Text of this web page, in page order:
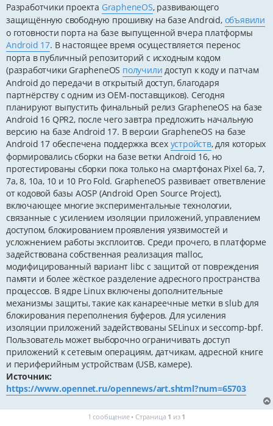
о
щ
е
и
е
Разработчики проекта GrapheneOS, развивающего
защищённую свободную прошивку на базе Android, объявили
о готовности порта на базе выпущенной вчера платформы
Android 17. В настоящее время осуществляется перенос
порта в публичный репозиторий с исходным кодом
(разработчики GrapheneOS получили доступ к коду и патчам
Android до передачи в открытый доступ, благодаря
партнёрству с одним из OEM-поставщиков). Сегодня
планируют выпустить финальный релиз GrapheneOS на базе
Android 16 QPR2, после чего завтра предложить начальную
версию на базе Android 17. В версии GrapheneOS на базе
Android 17 обеспечена поддержка всех устройств, для которых
формировались сборки на базе ветки Android 16, но
протестированы сборки пока только на смартфонах Pixel 6a, 7,
7a, 8, 10a, 10 и 10 Pro Fold. GrapheneOS развивает ответвление
от кодовой базы AOSP (Android Open Source Project),
включающее многие экспериментальные технологии,
связанные с усилением изоляции приложений, управлением
доступом, блокированием проявления уязвимостей и
усложнением работы эксплоитов. Среди прочего, в платформе
задействована собственная реализация malloc,
модифицированный вариант libc с защитой от повреждения
памяти и более жёсткое разделение адресного пространства
процессов. В ядре Linux включены дополнительные
механизмы защиты, такие как канареечные метки в slub для
блокирования переполнения буферов. Для усиления
изоляции приложений задействованы SELinux и seccomp-bpf.
Пользователь может выборочно ограничивать доступ
приложений к сетевым операциям, датчикам, адресной книге
и периферийным устройствам (USB, камере).
Источник:
https://www.opennet.ru/opennews/art.shtml?num=65703
1 сообщение • Страница 1 из 1